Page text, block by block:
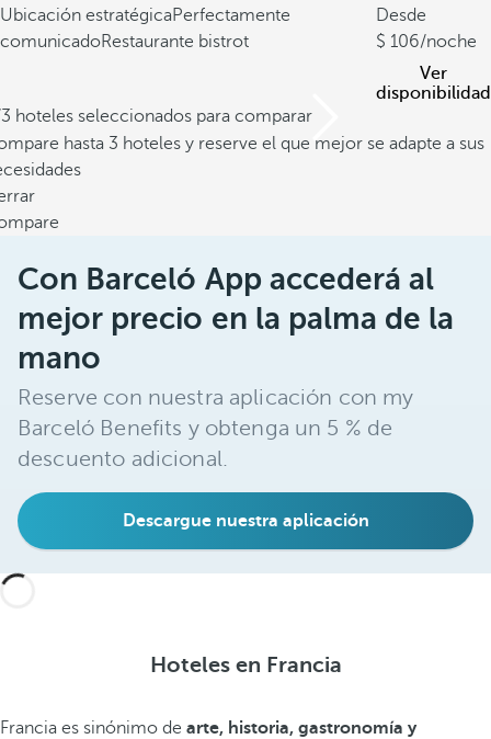
Ubicación estratégicaPerfectamente
comunicadoRestaurante bistrot
Desde
106/noche
Ver
disponibilidad
hoteles seleccionados para comparar
hasta 3 hoteles y reserve el que mejor se adapte a sus
Con Barceló App accederá al
mejor precio en la palma de la
mano
Reserve con nuestra aplicación con my
Barceló Benefits y obtenga un 5 % de
descuento adicional.
Descargue nuestra aplicación
Hoteles en Francia
Francia es sinónimo de arte, historia, gastronomía y